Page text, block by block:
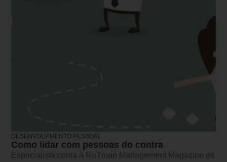
DESENVOLVIMENTO PESSOAL
Como lidar com pessoas do contra
Especialista conta à RoTman Management Magazine os